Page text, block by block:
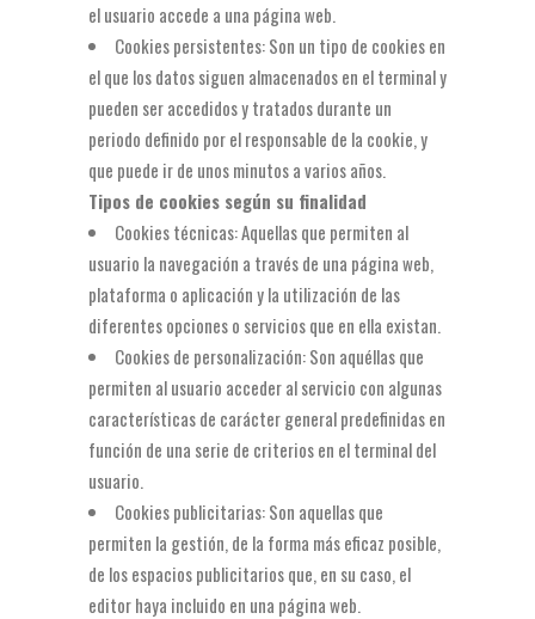
el usuario accede a una página web.
Cookies persistentes: Son un tipo de cookies en
el que los datos siguen almacenados en el terminal y
pueden ser accedidos y tratados durante un
periodo definido por el responsable de la cookie, y
que puede ir de unos minutos a varios años.
Tipos de cookies según su finalidad
Cookies técnicas: Aquellas que permiten al
usuario la navegación a través de una página web,
plataforma o aplicación y la utilización de las
diferentes opciones o servicios que en ella existan.
Cookies de personalización: Son aquéllas que
permiten al usuario acceder al servicio con algunas
características de carácter general predefinidas en
función de una serie de criterios en el terminal del
usuario.
Cookies publicitarias: Son aquellas que
permiten la gestión, de la forma más eficaz posible,
de los espacios publicitarios que, en su caso, el
editor haya incluido en una página web.